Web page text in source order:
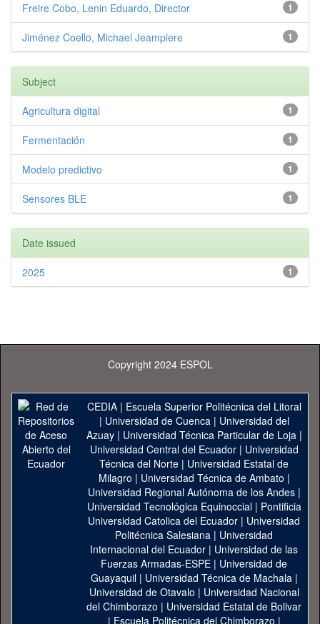
1
Freire Cobo, Lenin Eduardo, Director
1
Jiménez Coello, Michael Jeampiere
Subject
1
Agricultura digital
1
Fermentación
1
Modelo predictivo
1
Sensores BLE
Date issued
1
2025
Copyright 2024 ESPOL
CEDIA| Escuela Superior Politécnica del Litoral
| Universidad de Cuenca| Universidad del
Azuay| Universidad Técnica Particular de Loja|
Universidad Central del Ecuador| Universidad
Técnica del Norte | Universidad Estatal de
Milagro | Universidad Técnica de Ambato |
Universidad Regional Autónoma de los Andes|
Universidad Tecnológica Equinoccial| Pontificia
Universidad Catolica del Ecuador | Universidad
Politécnica Salesiana | Universidad
Internacional del Ecuador | Universidad de las
Fuerzas Armadas-ESPE | Universidad de
Guayaquil| Universidad Técnica de Machala|
Universidad de Otavalo | Universidad Nacional
del Chimborazo | Universidad Estatal de Bolivar
| Escuela Politécnica del Chimborazo |